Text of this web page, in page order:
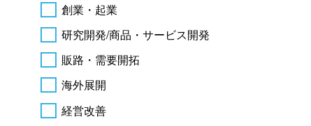
創業・起業
研究開発/商品・サービス開発
販路・需要開拓
海外展開
経営改善